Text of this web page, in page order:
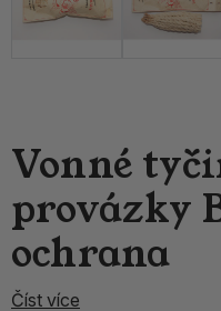
Vonné
provázky
ochrana
Číst více